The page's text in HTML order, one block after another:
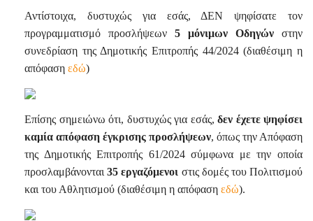
Αντίστοιχα, δυστυχώς για εσάς, ΔΕΝ ψηφίσατε τον
προγραμματισμό προσλήψεων 5 μόνιμων Οδηγών στην
συνεδρίαση της Δημοτικής Επιτροπής 44/2024 (διαθέσιμη η
απόφαση εδώ)
Επίσης σημειώνω ότι, δυστυχώς για εσάς, δεν έχετε ψηφίσει
καμία απόφαση έγκρισης προσλήψεων, όπως την Απόφαση
της Δημοτικής Επιτροπής 61/2024 σύμφωνα με την οποία
προσλαμβάνονται35 εργαζόμενοι στις δομές του Πολιτισμού
και του Αθλητισμού (διαθέσιμη η απόφαση εδώ).